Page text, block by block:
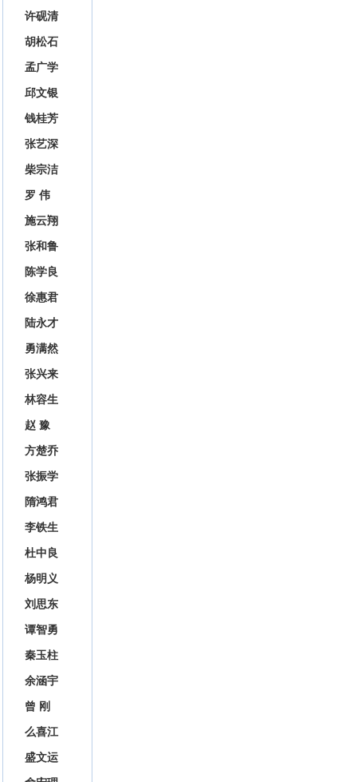
许砚清
胡松石
孟广学
邱文银
钱桂芳
张艺深
柴宗洁
罗 伟
施云翔
张和鲁
陈学良
徐惠君
陆永才
勇满然
张兴来
林容生
赵 豫
方楚乔
张振学
隋鸿君
李铁生
杜中良
杨明义
刘思东
谭智勇
秦玉柱
余涵宇
曾 刚
么喜江
盛文运